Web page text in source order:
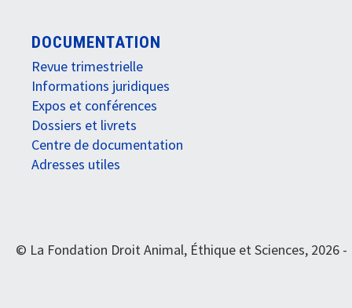
DOCUMENTATION
Revue trimestrielle
Informations juridiques
Expos et conférences
Dossiers et livrets
Centre de documentation
Adresses utiles
© La Fondation Droit Animal, Éthique et Sciences, 2026 -